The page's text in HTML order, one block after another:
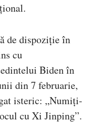
de dispoziție în
cu
Biden în
din 7 februarie,
isteric: „Numiți-
cu Xi Jinping”.